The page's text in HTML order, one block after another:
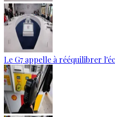
Le G7 appelle à rééquilibrer